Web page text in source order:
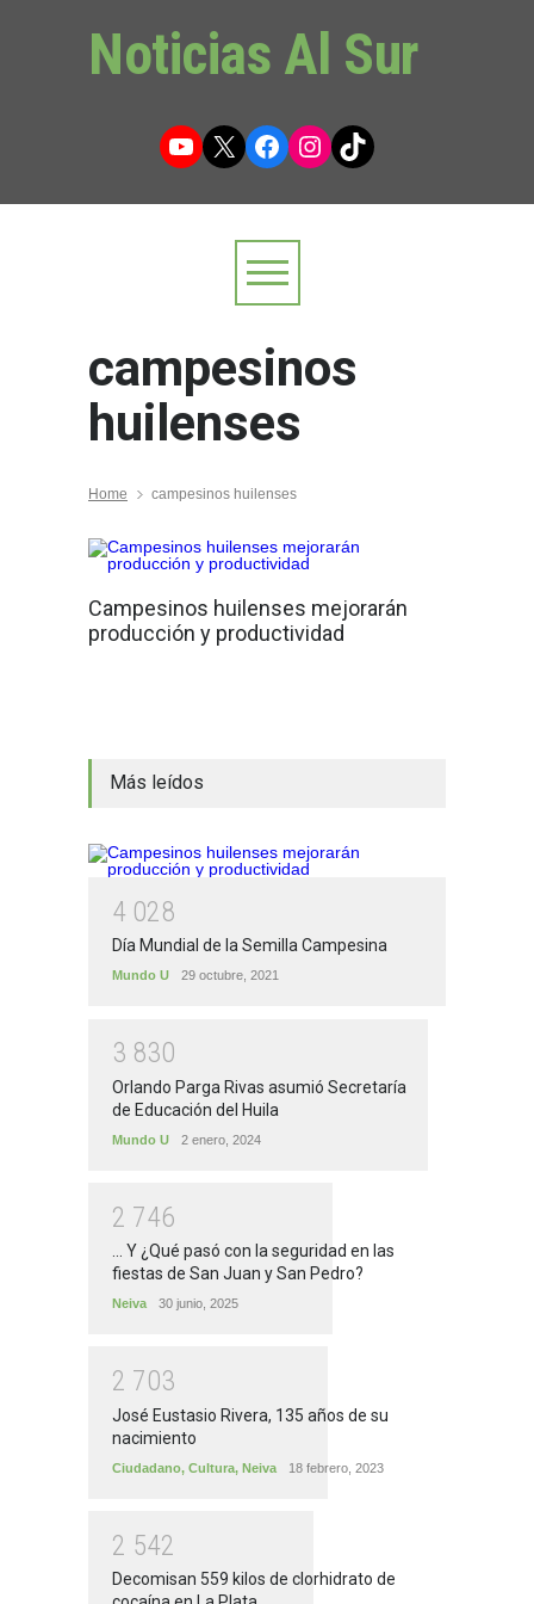
Noticias Al Sur
YouTube
X Facebook
Instagram
TikTok
campesinos
huilenses
Home campesinos huilenses
Campesinos huilenses mejorarán
producción y productividad
Más leídos
4 028
Día Mundial de la Semilla Campesina
Mundo U 29 octubre, 2021
3 830
Orlando Parga Rivas asumió Secretaría
de Educación del Huila
Mundo U 2 enero, 2024
2 746
... Y ¿Qué pasó con la seguridad en las
fiestas de San Juan y San Pedro?
Neiva 30 junio, 2025
2 703
José Eustasio Rivera, 135 años de su
nacimiento
Ciudadano, Cultura, Neiva 18 febrero, 2023
2 542
Decomisan 559 kilos de clorhidrato de